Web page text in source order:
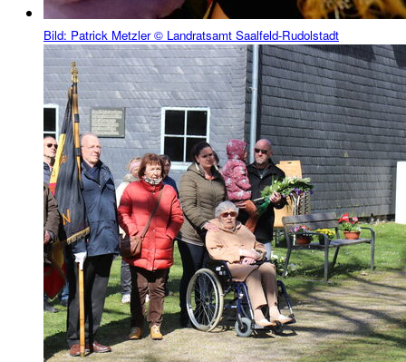
Bild: Patrick Metzler © Landratsamt Saalfeld-Rudolstadt